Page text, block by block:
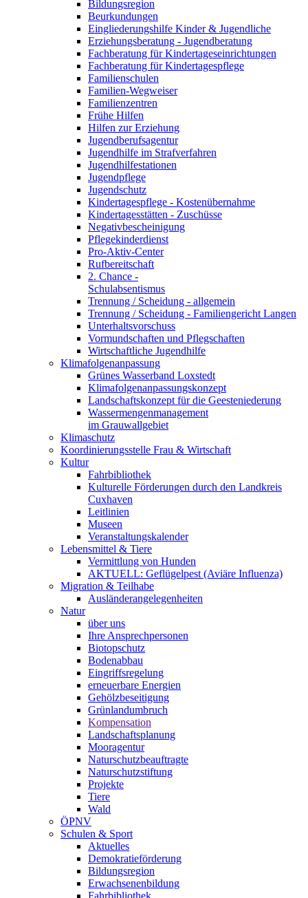
Bildungsregion
Beurkundungen
Eingliederungshilfe Kinder & Jugendliche
Erziehungsberatung - Jugendberatung
Fachberatung für Kindertageseinrichtungen
Fachberatung für Kindertagespflege
Familienschulen
Familien-Wegweiser
Familienzentren
Frühe Hilfen
Hilfen zur Erziehung
Jugendberufsagentur
Jugendhilfe im Strafverfahren
Jugendhilfestationen
Jugendpflege
Jugendschutz
Kindertagespflege - Kostenübernahme
Kindertagesstätten - Zuschüsse
Negativbescheinigung
Pflegekinderdienst
Pro-Aktiv-Center
Rufbereitschaft
2. Chance -
Schulabsentismus
Trennung / Scheidung - allgemein
Trennung / Scheidung - Familiengericht Langen
Unterhaltsvorschuss
Vormundschaften und Pflegschaften
Wirtschaftliche Jugendhilfe
Klimafolgenanpassung
Grünes Wasserband Loxstedt
Klimafolgenanpassungskonzept
Landschaftskonzept für die Geesteniederung
Wassermengenmanagement
im Grauwallgebiet
Klimaschutz
Koordinierungsstelle Frau & Wirtschaft
Kultur
Fahrbibliothek
Kulturelle Förderungen durch den Landkreis
Cuxhaven
Leitlinien
Museen
Veranstaltungskalender
Lebensmittel & Tiere
Vermittlung von Hunden
AKTUELL: Geflügelpest (Aviäre Influenza)
Migration & Teilhabe
Ausländerangelegenheiten
Natur
über uns
Ihre Ansprechpersonen
Biotopschutz
Bodenabbau
Eingriffsregelung
erneuerbare Energien
Gehölzbeseitigung
Grünlandumbruch
Kompensation
Landschaftsplanung
Mooragentur
Naturschutzbeauftragte
Naturschutzstiftung
Projekte
Tiere
Wald
ÖPNV
Schulen & Sport
Aktuelles
Demokratieförderung
Bildungsregion
Erwachsenenbildung
Fahrbibliothek